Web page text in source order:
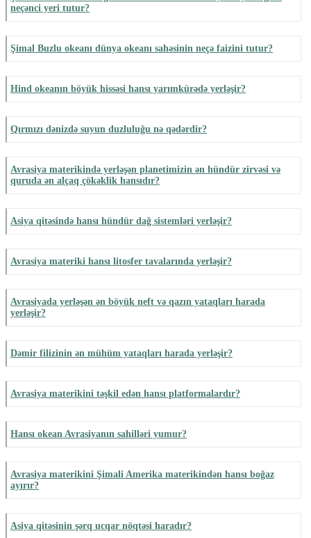
neçənci yeri tutur?
Şimal Buzlu okeanı dünya okeanı sahəsinin neçə faizini tutur?
Hind okeanın böyük hissəsi hansı yarımkürədə yerləşir?
Qırmızı dənizdə suyun duzluluğu nə qədərdir?
Avrasiya materikində yerləşən planetimizin ən hündür zirvəsi və
quruda ən alçaq çökəklik hansıdır?
Asiya qitəsində hansı hündür dağ sistemləri yerləşir?
Avrasiya materiki hansı litosfer tavalarında yerləşir?
Avrasiyada yerləşən ən böyük neft və qazın yataqları harada
yerləşir?
Dəmir filizinin ən mühüm yataqları harada yerləşir?
Avrasiya materikini təşkil edən hansı platformalardır?
Hansı okean Avrasiyanın sahilləri yumur?
Avrasiya materikini Şimali Amerika materikindən hansı boğaz
ayırır?
Asiya qitəsinin şərq ucqar nöqtəsi haradır?